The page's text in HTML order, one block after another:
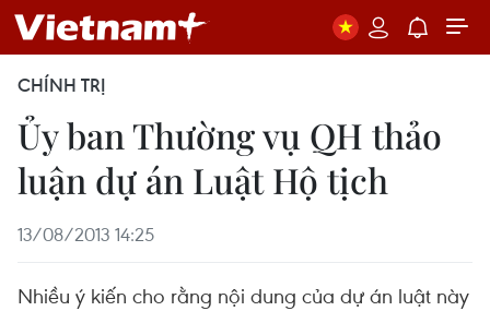
CHÍNH TRỊ
Ủy ban Thường vụ QH thảo
luận dự án Luật Hộ tịch
13/08/2013 14:25
Nhiều ý kiến cho rằng nội dung của dự án luật này